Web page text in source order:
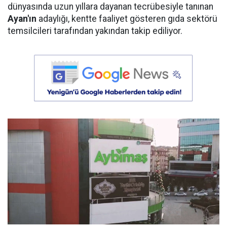
dünyasında uzun yıllara dayanan tecrübesiyle tanınan
Ayan'ın adaylığı, kentte faaliyet gösteren gıda sektörü
temsilcileri tarafından yakından takip ediliyor.